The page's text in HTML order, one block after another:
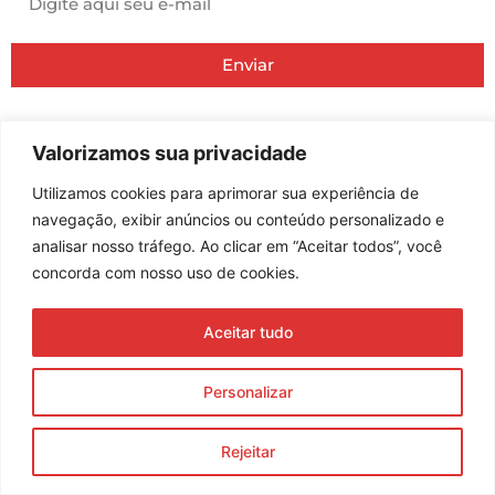
Valorizamos sua privacidade
Utilizamos cookies para aprimorar sua experiência de
navegação, exibir anúncios ou conteúdo personalizado e
analisar nosso tráfego. Ao clicar em “Aceitar todos”, você
concorda com nosso uso de cookies.
Personalizar
Rejeitar
Aceitar tudo
Enviar
Política de Privacidade e Termos de Uso